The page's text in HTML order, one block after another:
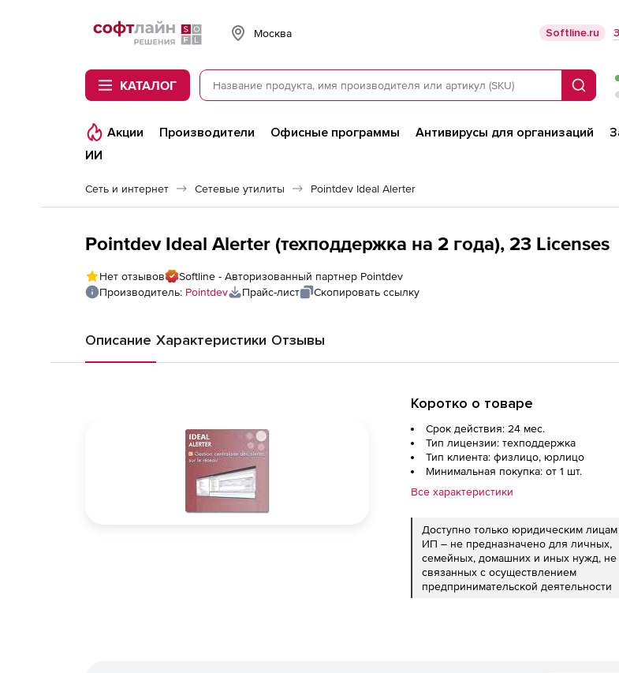
Softline
Москва Softline.ru
КАТАЛОГ Поиск
Акции Производители Офисные программы Антивирусы для организаций
ИИ
Сеть и интернет Сетевые утилиты Pointdev Ideal Alerter
Pointdev Ideal Alerter (техподдержка на 2 года), 23 Licenses
Нет отзывов
Softline - Авторизованный партнер Pointdev
Производитель: Pointdev Прайс-лист Скопировать ссылку
Описание Характеристики Отзывы
Коротко о товаре
Срок действия: 24 мес.
Тип лицензии: техподдержка
Тип клиента: физлицо, юрлицо
Минимальная покупка: от 1 шт.
Все характеристики
Доступно только юридическим лицам
ИП – не предназначено для личных,
семейных, домашних и иных нужд, не
связанных с осуществлением
предпринимательской деятельности